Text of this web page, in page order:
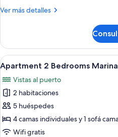
Marina
Adults
+1
child)
Ver más detalles
Más
2
Bedrooms
Marina
View
(5
Adults
+1
child)
Abrir
todas
las
fotos
de
Apartment
2
9
Apartment 2 Bedrooms
Vistas al puerto
2 habitaciones
5 huéspedes
4 camas individuales y 1 sofá
Wifi gratis